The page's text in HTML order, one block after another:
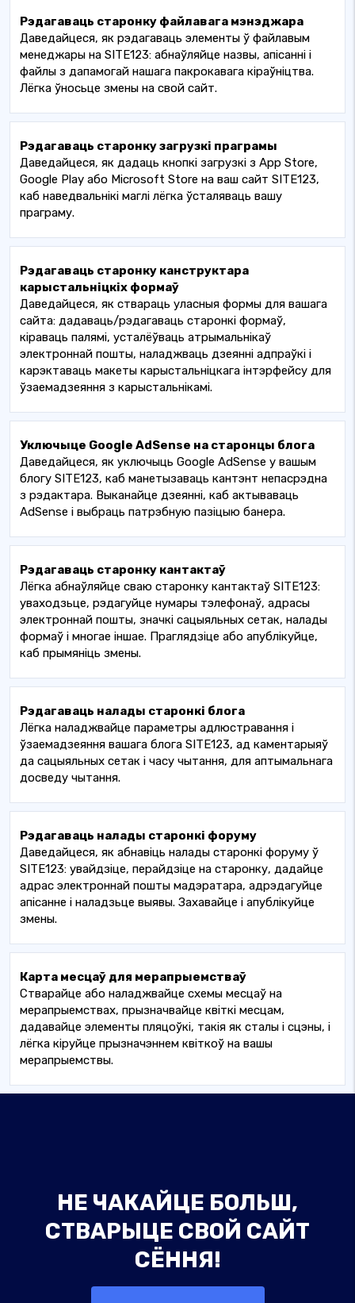
Рэдагаваць старонку файлавага мэнэджара
Даведайцеся, як рэдагаваць элементы ў файлавым
менеджары на SITE123: абнаўляйце назвы, апісанні і
файлы з дапамогай нашага пакрокавага кіраўніцтва.
Лёгка ўносьце змены на свой сайт.
Рэдагаваць старонку загрузкі праграмы
Даведайцеся, як дадаць кнопкі загрузкі з App Store,
Google Play або Microsoft Store на ваш сайт SITE123,
каб наведвальнікі маглі лёгка ўсталяваць вашу
праграму.
Рэдагаваць старонку канструктара
карыстальніцкіх формаў
Даведайцеся, як ствараць уласныя формы для вашага
сайта: дадаваць/рэдагаваць старонкі формаў,
кіраваць палямі, усталёўваць атрымальнікаў
электроннай пошты, наладжваць дзеянні адпраўкі і
карэктаваць макеты карыстальніцкага інтэрфейсу для
ўзаемадзеяння з карыстальнікамі.
Уключыце Google AdSense на старонцы блога
Даведайцеся, як уключыць Google AdSense у вашым
блогу SITE123, каб манетызаваць кантэнт непасрэдна
з рэдактара. Выканайце дзеянні, каб актываваць
AdSense і выбраць патрэбную пазіцыю банера.
Рэдагаваць старонку кантактаў
Лёгка абнаўляйце сваю старонку кантактаў SITE123:
уваходзьце, рэдагуйце нумары тэлефонаў, адрасы
электроннай пошты, значкі сацыяльных сетак, налады
формаў і многае іншае. Праглядзіце або апублікуйце,
каб прымяніць змены.
Рэдагаваць налады старонкі блога
Лёгка наладжвайце параметры адлюстравання і
ўзаемадзеяння вашага блога SITE123, ад каментарыяў
да сацыяльных сетак і часу чытання, для аптымальнага
досведу чытання.
Рэдагаваць налады старонкі форуму
Даведайцеся, як абнавіць налады старонкі форуму ў
SITE123: увайдзіце, перайдзіце на старонку, дадайце
адрас электроннай пошты мадэратара, адрэдагуйце
апісанне і наладзьце выявы. Захавайце і апублікуйце
змены.
Карта месцаў для мерапрыемстваў
Стварайце або наладжвайце схемы месцаў на
мерапрыемствах, прызначвайце квіткі месцам,
дадавайце элементы пляцоўкі, такія як сталы і сцэны, і
лёгка кіруйце прызначэннем квіткоў на вашы
мерапрыемствы.
НЕ ЧАКАЙЦЕ БОЛЬШ,
СТВАРЫЦЕ СВОЙ САЙТ
СЁННЯ!